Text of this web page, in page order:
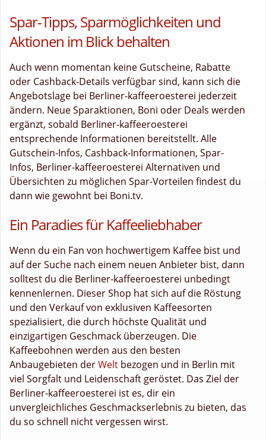
Spar-Tipps, Sparmöglichkeiten und
Aktionen im Blick behalten
Auch wenn momentan keine Gutscheine, Rabatte
oder Cashback-Details verfügbar sind, kann sich die
Angebotslage bei Berliner-kaffeeroesterei jederzeit
ändern. Neue Sparaktionen, Boni oder Deals werden
ergänzt, sobald Berliner-kaffeeroesterei
entsprechende Informationen bereitstellt. Alle
Gutschein-Infos, Cashback-Informationen, Spar-
Infos, Berliner-kaffeeroesterei Alternativen und
Übersichten zu möglichen Spar-Vorteilen findest du
dann wie gewohnt bei Boni.tv.
Ein Paradies für Kaffeeliebhaber
Wenn du ein Fan von hochwertigem Kaffee bist und
auf der Suche nach einem neuen Anbieter bist, dann
solltest du die Berliner-kaffeeroesterei unbedingt
kennenlernen. Dieser Shop hat sich auf die Röstung
und den Verkauf von exklusiven Kaffeesorten
spezialisiert, die durch höchste Qualität und
einzigartigen Geschmack überzeugen. Die
Kaffeebohnen werden aus den besten
Anbaugebieten derWelt bezogen und in Berlin mit
viel Sorgfalt und Leidenschaft geröstet. Das Ziel der
Berliner-kaffeeroesterei ist es, dir ein
unvergleichliches Geschmackserlebnis zu bieten, das
du so schnell nicht vergessen wirst.